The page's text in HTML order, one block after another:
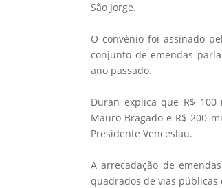
São Jorge.
O convênio foi assinado
conjunto de emendas
ano passado.
Duran explica que R$
Mauro Bragado e R$ 200
Presidente Venceslau.
A arrecadação de
quadrados de vias públicas